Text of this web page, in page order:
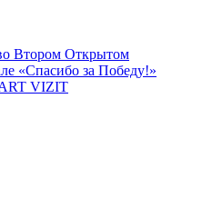
Втором Открытом
«Спасибо за Победу!»
VIZIT